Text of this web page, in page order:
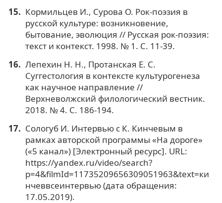
Кормильцев И., Сурова О. Рок-поэзия в
русской культуре: возникновение,
бытование, эволюция // Русская рок-поэзия:
текст и контекст. 1998. № 1. С. 11-39.
Лепехин Н. Н., Протанская Е. С.
Суггестология в контексте культурогенеза
как научное направление //
Верхневолжский филологический вестник.
2018. № 4. С. 186-194.
Сологуб И. Интервью с К. Кинчевым в
рамках авторской программы «На дороге»
(«5 канал») [Электронный ресурс]. URL:
https://yandex.ru/video/search?
p=4&filmId=11735209656309051963&text=ки
нчеввсеинтервью (дата обращения:
17.05.2019).